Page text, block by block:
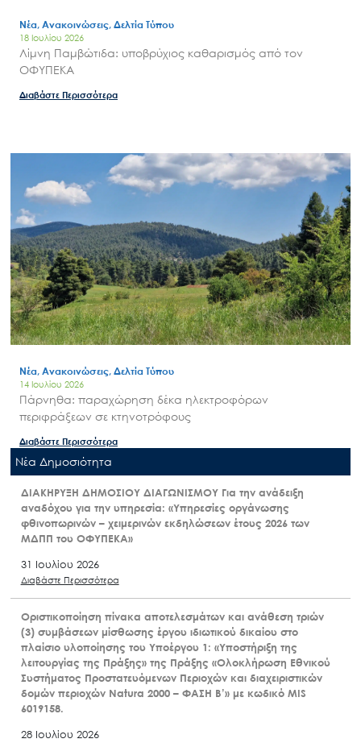
Νέα, Ανακοινώσεις, Δελτία Τύπου
18 Ιουλίου 2026
Λίμνη Παμβώτιδα: υποβρύχιος καθαρισμός από τον
ΟΦΥΠΕΚΑ
Διαβάστε Περισσότερα
Νέα, Ανακοινώσεις, Δελτία Τύπου
14 Ιουλίου 2026
Πάρνηθα: παραχώρηση δέκα ηλεκτροφόρων
περιφράξεων σε κτηνοτρόφους
Διαβάστε Περισσότερα
Nέα Δημοσιότητα
ΔΙΑΚΗΡΥΞΗ ΔΗΜΟΣΙΟΥ ΔΙΑΓΩΝΙΣΜΟΥ Για την ανάδειξη
αναδόχου για την υπηρεσία: «Υπηρεσίες οργάνωσης
φθινοπωρινών – χειμερινών εκδηλώσεων έτους 2026 των
ΜΔΠΠ του ΟΦΥΠΕΚΑ»
31 Ιουλίου 2026
Διαβάστε Περισσότερα
Οριστικοποίηση πίνακα αποτελεσμάτων και ανάθεση τριών
(3) συμβάσεων μίσθωσης έργου ιδιωτικού δικαίου στο
πλαίσιο υλοποίησης του Υποέργου 1: «Υποστήριξη της
λειτουργίας της Πράξης» της Πράξης «Ολοκλήρωση Εθνικού
Συστήματος Προστατευόμενων Περιοχών και διαχειριστικών
δομών περιοχών Natura 2000 – ΦΑΣΗ Β’» με κωδικό MIS
6019158.
28 Ιουλίου 2026